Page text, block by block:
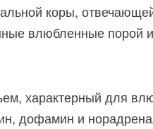
коры,
влюбленные порой
характерный для
дофамин и